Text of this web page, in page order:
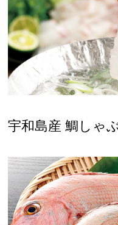
宇和島産 鯛しゃ